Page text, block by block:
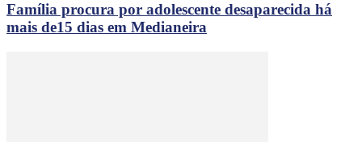
Família procura por adolescente desaparecida há
mais de15 dias em Medianeira